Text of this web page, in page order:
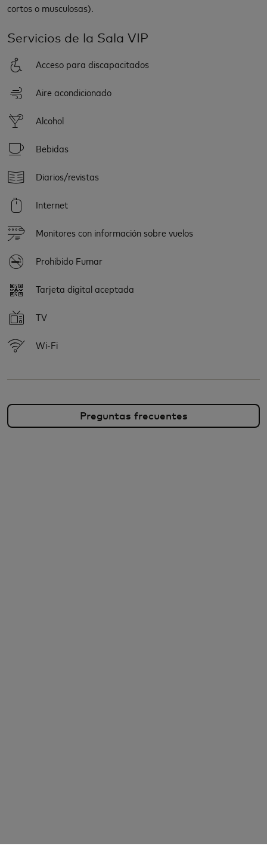
cortos o musculosas).
Servicios de la Sala VIP
Acceso para discapacitados
Aire acondicionado
Alcohol
Bebidas
Diarios/revistas
Internet
Monitores con información sobre vuelos
Prohibido Fumar
Tarjeta digital aceptada
TV
Wi-Fi
Preguntas frecuentes